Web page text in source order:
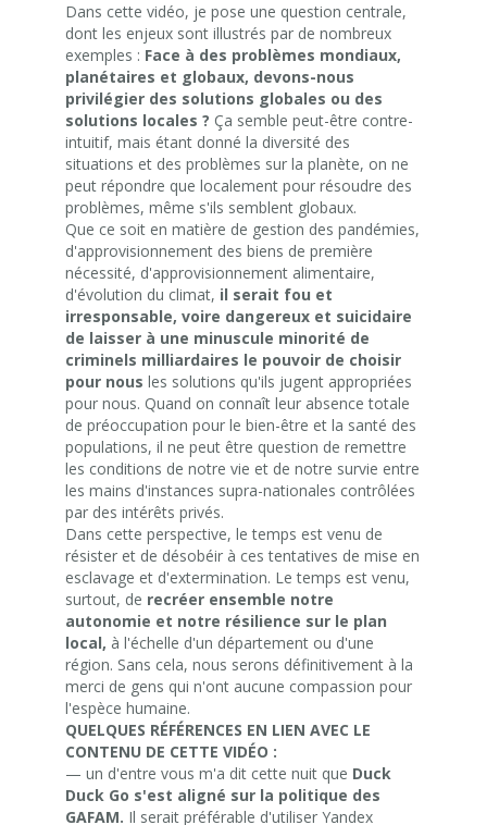
Dans cette vidéo, je pose une question centrale,
dont les enjeux sont illustrés par de nombreux
exemples : Face à des problèmes mondiaux,
planétaires et globaux, devons-nous
privilégier des solutions globales ou des
solutions locales ? Ça semble peut-être contre-
intuitif, mais étant donné la diversité des
situations et des problèmes sur la planète, on ne
peut répondre que localement pour résoudre des
problèmes, même s'ils semblent globaux.
Que ce soit en matière de gestion des pandémies,
d'approvisionnement des biens de première
nécessité, d'approvisionnement alimentaire,
d'évolution du climat, il serait fou et
irresponsable, voire dangereux et suicidaire
de laisser à une minuscule minorité de
criminels milliardaires le pouvoir de choisir
pour nous les solutions qu'ils jugent appropriées
pour nous. Quand on connaît leur absence totale
de préoccupation pour le bien-être et la santé des
populations, il ne peut être question de remettre
les conditions de notre vie et de notre survie entre
les mains d'instances supra-nationales contrôlées
par des intérêts privés.
Dans cette perspective, le temps est venu de
résister et de désobéir à ces tentatives de mise en
esclavage et d'extermination. Le temps est venu,
surtout, de recréer ensemble notre
autonomie et notre résilience sur le plan
local, à l'échelle d'un département ou d'une
région. Sans cela, nous serons définitivement à la
merci de gens qui n'ont aucune compassion pour
l'espèce humaine.
QUELQUES RÉFÉRENCES EN LIEN AVEC LE
CONTENU DE CETTE VIDÉO :
— un d'entre vous m'a dit cette nuit que Duck
Duck Go s'est aligné sur la politique des
GAFAM. Il serait préférable d'utiliser Yandex